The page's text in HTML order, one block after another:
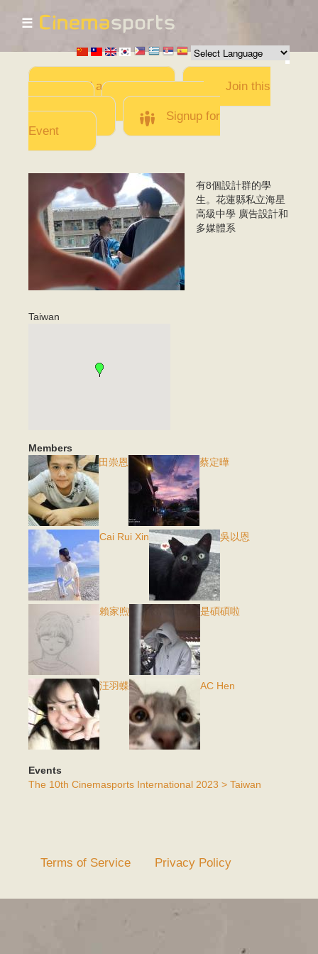
Skip to
main
content
☰
Add a Movie
Join this
Team
Invite team
members
Signup for
Event
IMG_5926.jpeg
有8個設計群的學
生。花蓮縣私立海星
高級中學 廣告設計和
多媒體系
Taiwan
Members
田崇恩
蔡定曄
Cai Rui Xin 吳以恩
賴家煦 是碩碩啦
汪羽蝶 AC Hen
Events
The 10th Cinemasports International 2023 > Taiwan
Terms of Service Privacy Policy